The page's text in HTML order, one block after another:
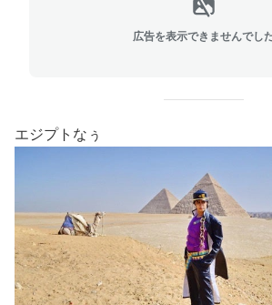
広告を表示できませんでし
エジプトなぅ